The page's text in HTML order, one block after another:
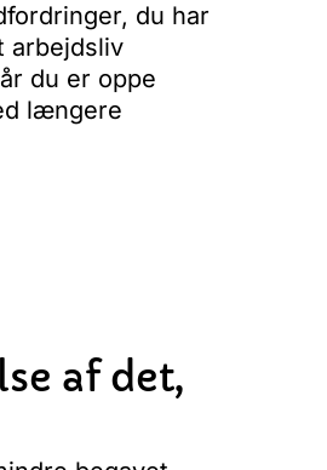
du har
arbejdsliv
du er oppe
længere
af det,